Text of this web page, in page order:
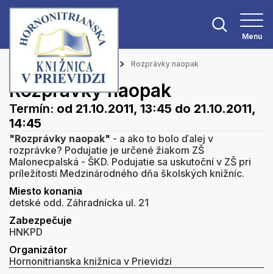
Menu
Hlavná stránka Podujatia Rozprávky naopak
Rozprávky naopak
Termín: od 21.10.2011, 13:45 do 21.10.2011,
14:45
"Rozprávky naopak" - a ako to bolo ďalej v
rozprávke? Podujatie je určené žiakom ZŠ
Malonecpalská - ŠKD. Podujatie sa uskutoční v ZŠ pri
príležitosti Medzinárodného dňa školských knižníc.
Miesto konania
detské odd. Záhradnícka ul. 21
Zabezpečuje
HNKPD
Organizátor
Hornonitrianska knižnica v Prievidzi